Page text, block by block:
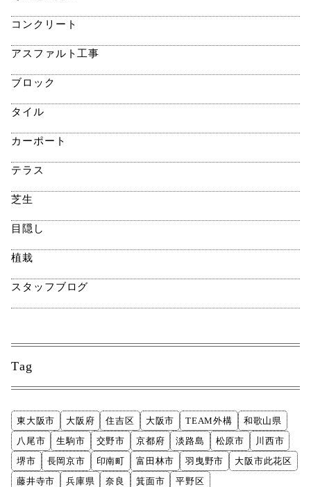
コンクリート
アスファルト工事
ブロック
タイル
カーポート
テラス
芝生
目隠し
植栽
スタッフブログ
Tag
東大阪市 大阪府 住吉区 大阪市 TEAM外構
和歌山県
八尾市
生駒市 交野市 京都府 淡路島 松原市
川西市
堺市
長岡京市 印南町 富田林市 羽曳野市
大阪市此花区
藤井寺市
兵庫県 奈良 箕面市 平野区